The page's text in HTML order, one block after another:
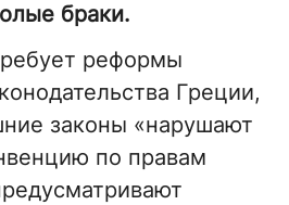
браки.
реформы
Греции,
законы «нарушают
по правам